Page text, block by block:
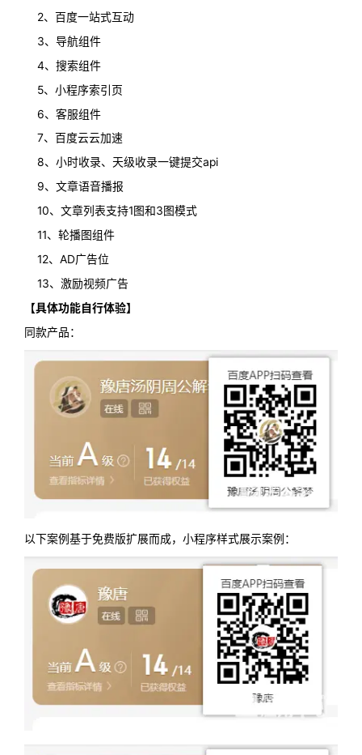
2、百度一站式互动
3、导航组件
4、搜索组件
5、小程序索引页
6、客服组件
7、百度云云加速
8、小时收录、天级收录一键提交api
9、文章语音播报
10、文章列表支持1图和3图模式
11、轮播图组件
12、AD广告位
13、 激励视频广告
【具体功能自行体验】
同款产品：
以下案例基于免费版扩展而成，小程序样式展示案例：